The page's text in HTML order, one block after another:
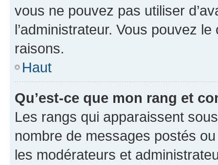
vous ne pouvez pas utiliser
l’administrateur. Vous pouvez
raisons.
Haut
Qu’est-ce que mon rang et
Les rangs qui apparaissent
nombre de messages postés
les modérateurs et